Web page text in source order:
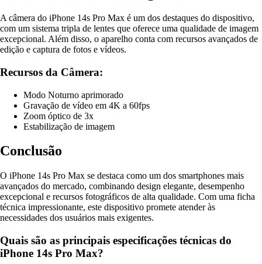
A câmera do iPhone 14s Pro Max é um dos destaques do dispositivo,
com um sistema tripla de lentes que oferece uma qualidade de imagem
excepcional. Além disso, o aparelho conta com recursos avançados de
edição e captura de fotos e vídeos.
Recursos da Câmera:
Modo Noturno aprimorado
Gravação de vídeo em 4K a 60fps
Zoom óptico de 3x
Estabilização de imagem
Conclusão
O iPhone 14s Pro Max se destaca como um dos smartphones mais
avançados do mercado, combinando design elegante, desempenho
excepcional e recursos fotográficos de alta qualidade. Com uma ficha
técnica impressionante, este dispositivo promete atender às
necessidades dos usuários mais exigentes.
Quais são as principais especificações técnicas do
iPhone 14s Pro Max?